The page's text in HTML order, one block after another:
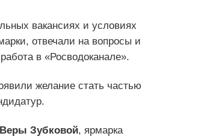
вакансиях и условиях
отвечали на вопросы и
в «Росводоканале».
желание стать частью
Веры Зубковой, ярмарка